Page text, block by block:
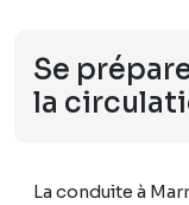
Se
la
La conduite à